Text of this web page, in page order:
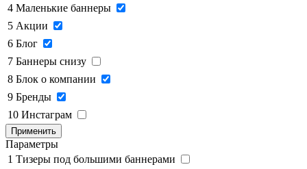
4 Маленькие баннеры
5 Акции
6 Блог
7 Баннеры снизу
8 Блок о компании
9 Бренды
10 Инстаграм
Применить
Параметры
1 Тизеры под большими баннерами